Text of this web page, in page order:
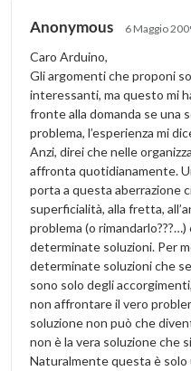
Anonymous 6 Maggio
Caro Arduino,
Gli argomenti che proponi
interessanti, ma questo mi
fronte alla domanda se una
problema, l’esperienza mi
Anzi, direi che nelle
affronta quotidianamente.
porta a questa aberrazione
superficialità, alla fretta,
problema (o
determinate soluzioni. Per
determinate soluzioni che
sono solo degli
non affrontare il vero
soluzione non può che
non è la vera soluzione che
Naturalmente questa è